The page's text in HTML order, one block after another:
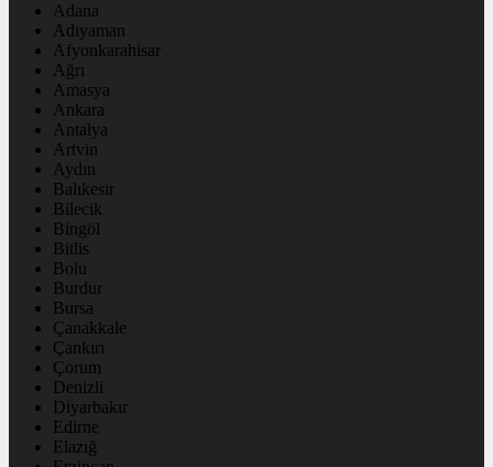
Adana
Adıyaman
Afyonkarahisar
Ağrı
Amasya
Ankara
Antalya
Artvin
Aydın
Balıkesir
Bilecik
Bingöl
Bitlis
Bolu
Burdur
Bursa
Çanakkale
Çankırı
Çorum
Denizli
Diyarbakır
Edirne
Elazığ